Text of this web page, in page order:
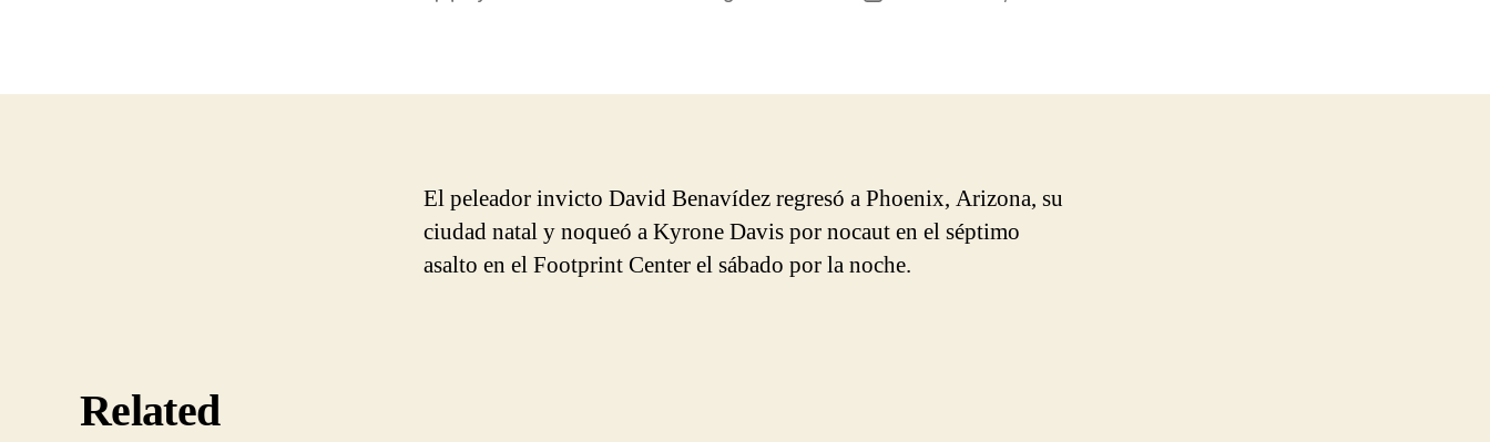
El peleador invicto David Benavídez regresó a Phoenix, Arizona, su
ciudad natal y noqueó a Kyrone Davis por nocaut en el séptimo
asalto en el Footprint Center el sábado por la noche.
Related